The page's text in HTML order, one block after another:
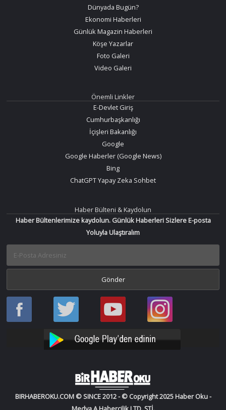
Dünyada Bugün?
Ekonomi Haberleri
Günlük Magazin Haberleri
Köşe Yazarlar
Foto Galeri
Video Galeri
Önemli Linkler
E-Devlet Giriş
Cumhurbaşkanlığı
İçişleri Bakanlığı
Google
Google Haberler (Google News)
Bing
ChatGPT Yapay Zeka Sohbet
Haber Bülteni & Kaydolun
Haber Bültenlerimize kaydolun. Günlük Haberleri Sizlere E-posta
Yoluyla Ulaştıralım
Haber
Oku
Haber
Oku
Bir
Haber
YouTube
Bir
Haber
Instagram
BIRHABEROKU.COM © SINCE 2012 - © Copyright 2025 Haber Oku -